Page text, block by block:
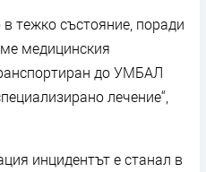
в тежко състояние, поради
медицинския
до УМБАЛ
лечение“,
инцидентът е станал в